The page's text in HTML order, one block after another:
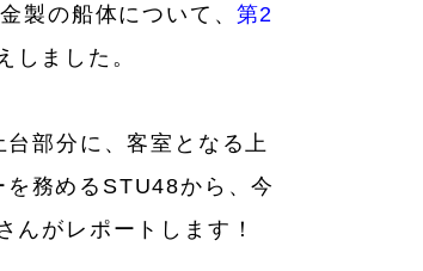
製の船体について、第2
しました。
部分に、客室となる上
務めるSTU48から、今
んがレポートします！